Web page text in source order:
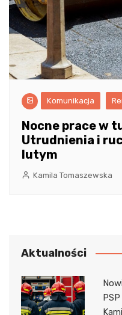
Komunikacja
Nocne prace w
Utrudnienia i
lutym
Kamila Tomaszewska
Aktualności